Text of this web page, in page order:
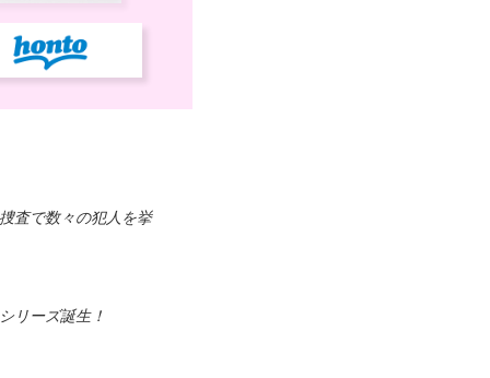
査で数々の犯人を挙
リーズ誕生！